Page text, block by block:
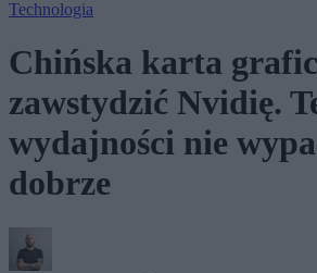
Technologia
Chińska karta
zawstydzić Nvidię.
wydajności nie
dobrze